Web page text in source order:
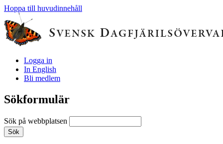
Hoppa till huvudinnehåll
Logga in
In English
Bli medlem
Sökformulär
Sök på webbplatsen